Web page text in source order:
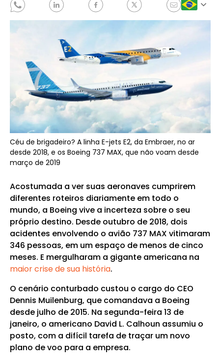
Céu de brigadeiro? A linha E-jets E2, da Embraer, no ar
desde 2018, e os Boeing 737 MAX, que não voam desde
março de 2019
Acostumada a ver suas aeronaves cumprirem
diferentes roteiros diariamente em todo o
mundo, a Boeing vive a incerteza sobre o seu
próprio destino. Desde outubro de 2018, dois
acidentes envolvendo o avião 737 MAX vitimaram
346 pessoas, em um espaço de menos de cinco
meses. E mergulharam a gigante americana na
maior crise de sua história.
O cenário conturbado custou o cargo do CEO
Dennis Muilenburg, que comandava a Boeing
desde julho de 2015. Na segunda-feira 13 de
janeiro, o americano David L. Calhoun assumiu o
posto, com a difícil tarefa de traçar um novo
plano de voo para a empresa.